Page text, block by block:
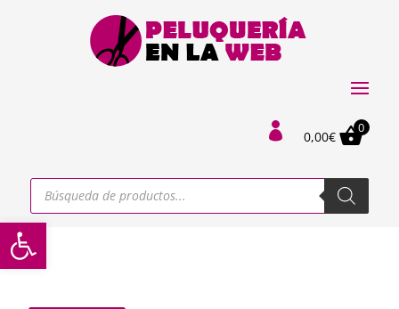
Abrir barra de herramientas
 0,00€
0
Búsqueda
productos